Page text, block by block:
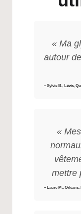
« Ma
autour
– Sylvie B., Lévis,
«
mettre
– Laure M., Orléans,